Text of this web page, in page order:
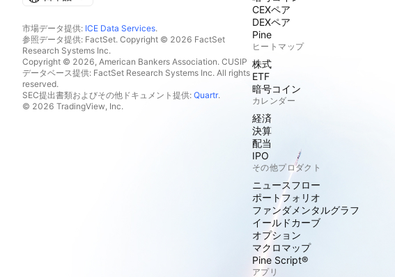
市場データ提供: ICE Data Services.
参照データ提供: FactSet. Copyright © 2026 FactSet
Research Systems Inc.
Copyright © 2026, American Bankers Association. CUSIP
データベース提供: FactSet Research Systems Inc. All rights
reserved.
SEC提出書類およびその他ドキュメント提供: Quartr.
© 2026 TradingView, Inc.
CEXペア
DEXペア
Pine
ヒートマップ
株式
ETF
暗号コイン
カレンダー
経済
決算
配当
IPO
その他プロダクト
ニュースフロー
ポートフォリオ
ファンダメンタルグラフ
イールドカーブ
オプション
マクロマップ
Pine Script®
アプリ